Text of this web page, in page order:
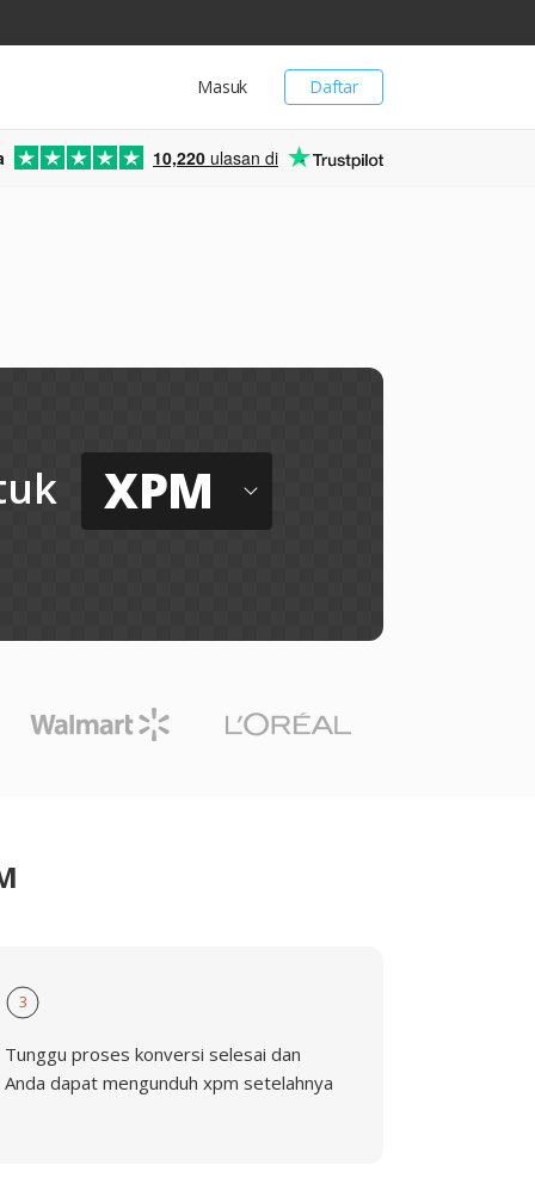
Daftar
Masuk
10,220 ulasan di
XPM
3
Tunggu proses konversi selesai dan
Anda dapat mengunduh xpm setelahnya